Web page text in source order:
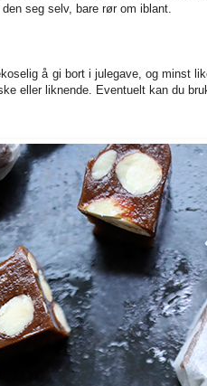
seg selv, bare rør om iblant.
å gi bort i julegave, og minst
eller liknende. Eventuelt kan du